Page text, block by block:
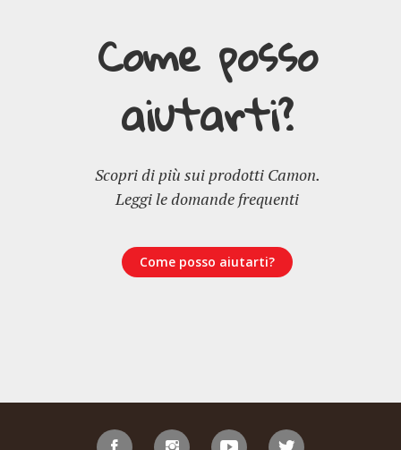
Come posso
aiutarti?
Scopri di più sui prodotti Camon.
Leggi le domande frequenti
Come posso aiutarti?